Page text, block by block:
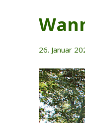
26. Januar